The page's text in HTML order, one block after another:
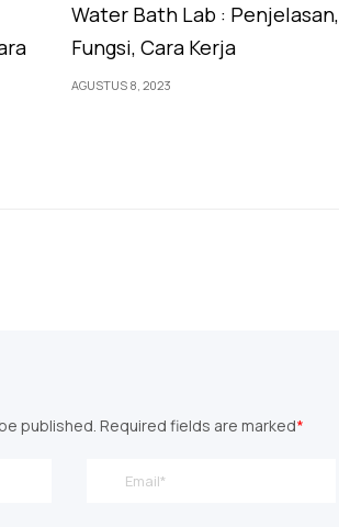
Water Bath Lab : Penjelasan,
Fungsi, Cara Kerja
AGUSTUS 8, 2023
published. Required fields are marked*